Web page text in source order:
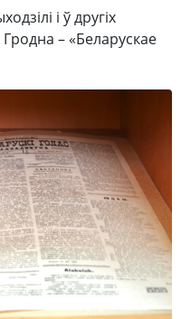
і ў другіх
– «Беларускае